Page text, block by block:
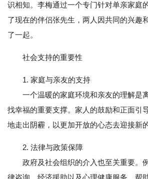
识相知。李梅通过一个专门针对单亲家庭
了现在的伴侣张先生，两人因共同的兴趣
了一起。
社会支持的重要性
1. 家庭与亲友的支持
一个温暖的家庭环境和亲友的理解是
找幸福的重要支撑。家人的鼓励和正面引
地走出阴霾，以更加开放的心态去迎接新
2. 法律与政策保障
政府及社会组织的介入也至关重要。
律咨询、经济援助以及心理健康服务，帮